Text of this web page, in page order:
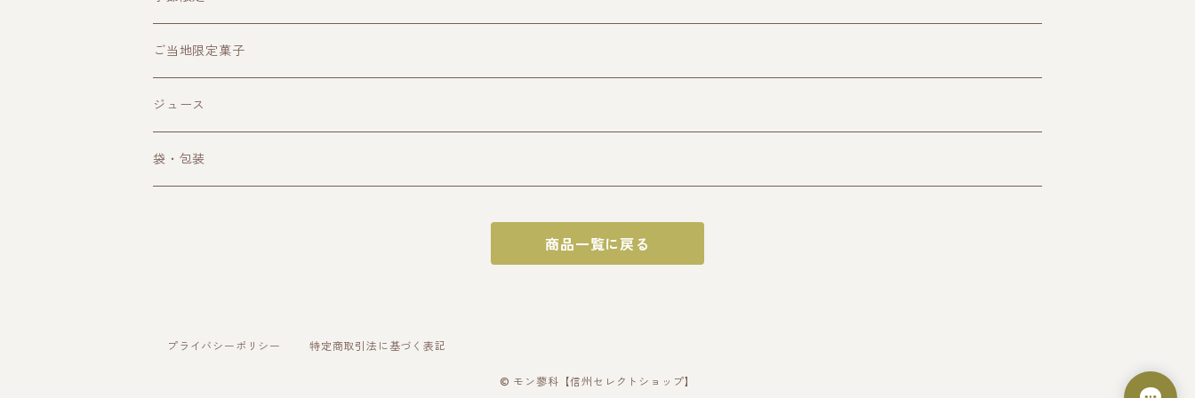
クラフトビール
その他お酒
ご当地限定菓子
ジュース
袋・包装
商品一覧に戻る
プライバシーポリシー 特定商取引法に基づく表記
© モン蓼科【信州セレクトショップ】